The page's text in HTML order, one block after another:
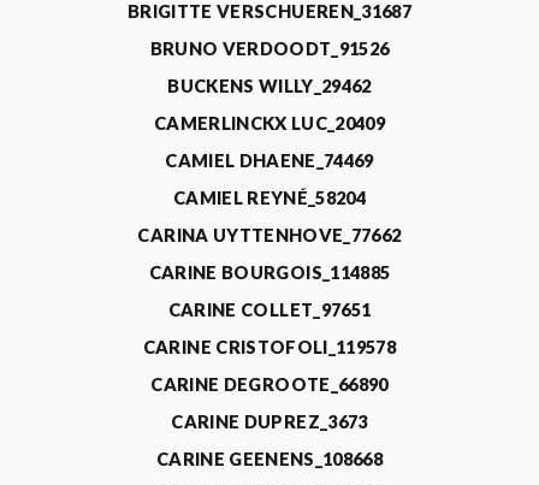
BRIGITTE VERSCHUEREN_31687
BRUNO VERDOODT_91526
BUCKENS WILLY_29462
CAMERLINCKX LUC_20409
CAMIEL DHAENE_74469
CAMIEL REYNÉ_58204
CARINA UYTTENHOVE_77662
CARINE BOURGOIS_114885
CARINE COLLET_97651
CARINE CRISTOFOLI_119578
CARINE DEGROOTE_66890
CARINE DUPREZ_3673
CARINE GEENENS_108668